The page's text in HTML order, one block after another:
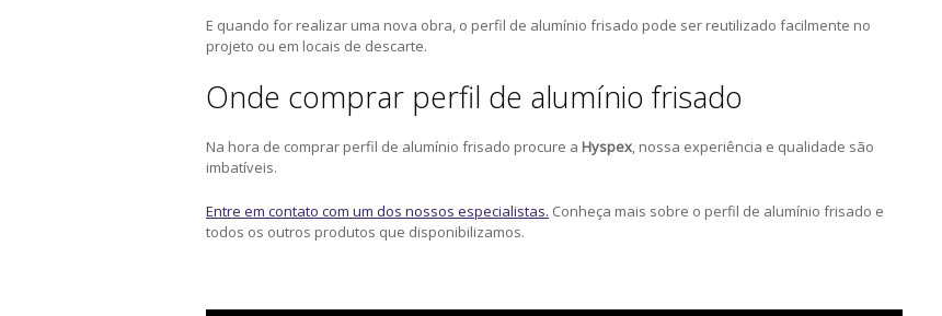
E quando for realizar uma nova obra, o perfil de alumínio frisado pode ser reutilizado facilmente no
projeto ou em locais de descarte.
Onde comprar perfil de alumínio frisado
Na hora de comprar perfil de alumínio frisado procure a Hyspex, nossa experiência e qualidade são
imbatíveis.
Entre em contato com um dos nossos especialistas. Conheça mais sobre o perfil de alumínio frisado e
todos os outros produtos que disponibilizamos.